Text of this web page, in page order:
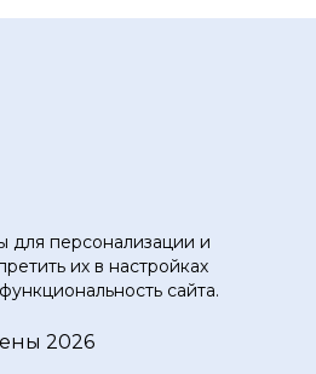
для персонализации и
их в настройках
сайта.
2026